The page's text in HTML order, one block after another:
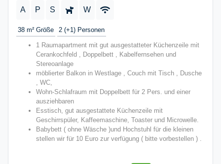
A P S W
38 m² Größe 2 (+1) Personen
1 Raumapartment mit gut ausgestatteter Küchenzeile mit
Cerankochfeld , Doppelbett , Kabelfernsehen und
Stereoanlage
möblierter Balkon in Westlage , Couch mit Tisch , Dusche
, WC,
Wohn-Schlafraum mit Doppelbett für 2 Pers. und einer
ausziehbaren
Esstisch, gut ausgestattete Küchenzeile mit
Geschirrspüler, Kaffeemaschine, Toaster und Microwelle.
Babybett ( ohne Wäsche )und Hochstuhl für die kleinen
stellen wir für 10 Euro zur verfügung ( bitte vorbestellen ) .